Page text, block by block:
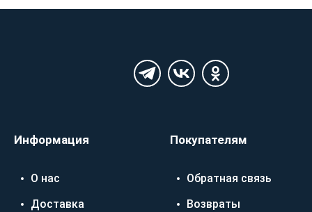
Информация
О нас
Доставка
Покупателям
Обратная связь
Возвраты